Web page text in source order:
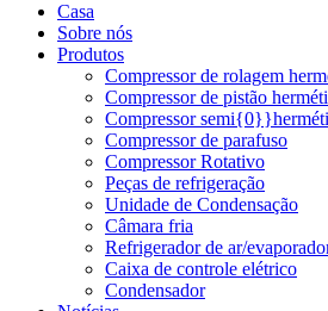
Casa
Sobre nós
Produtos
Compressor de rolagem
Compressor de pistão
Compressor
Compressor de parafuso
Compressor Rotativo
Peças de refrigeração
Unidade de Condensação
Câmara fria
Refrigerador de ar/
Caixa de controle elétrico
Condensador